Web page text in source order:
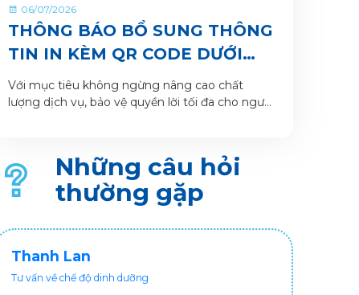
06/07/2026
THÔNG BÁO BỔ SUNG THÔNG
TIN IN KÈM QR CODE DƯỚI
ĐÁY LON VÀ HỘP SẢN PHẨM
Với mục tiêu không ngừng nâng cao chất
lượng dịch vụ, bảo vệ quyền lời tối đa cho người
dung in dưới đáy lon và hộp sản phẩm chi tiết
như sau:
Những câu hỏi
thường gặp
Thanh Lan
Tư vấn về chế độ dinh dưỡng